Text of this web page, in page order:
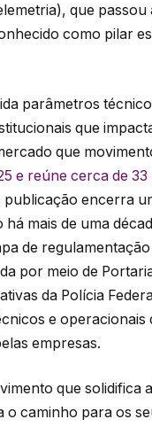
que passou
como pilar
parâmetros
que
que
e reúne cerca de 33
publicação encerra
há mais de uma
de
por meio de
da Polícia
e operacionais
empresas.
que solidifica
o caminho para os